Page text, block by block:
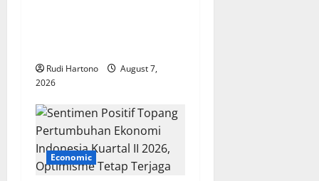
o
n
Rudi Hartono
August 7,
2026
Economic